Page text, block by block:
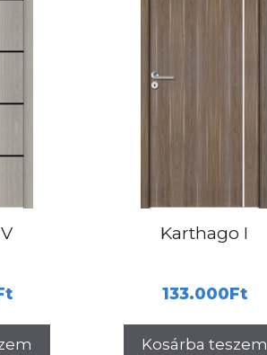
Karthago I
133.000Ft
Kosárba teszem